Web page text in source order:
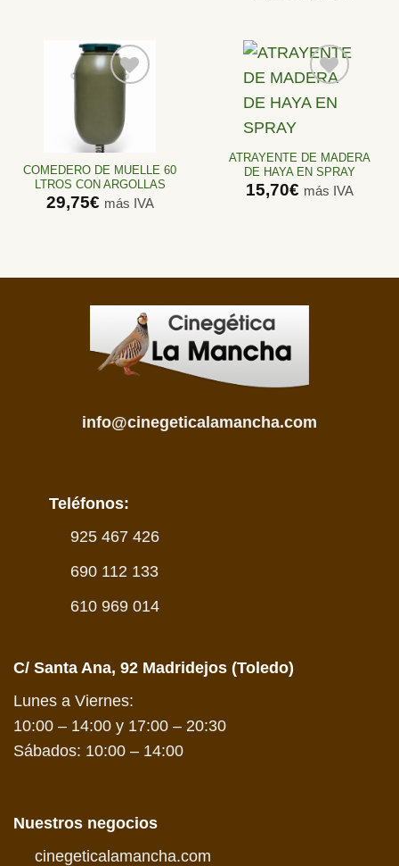
a la
lista de
COMEDERO DE MUELLE 60
LTROS CON ARGOLLAS
29,75€ más IVA
Añadir
deseos
ATRAYENTE DE MADERA
DE HAYA EN SPRAY
15,70€ más IVA
info@cinegeticalamancha.com
Teléfonos:
925 467 426
690 112 133
610 969 014
C/ Santa Ana, 92 Madridejos (Toledo)
Lunes a Viernes:
10:00 – 14:00 y 17:00 – 20:30
Sábados: 10:00 – 14:00
Nuestros negocios
cinegeticalamancha.com